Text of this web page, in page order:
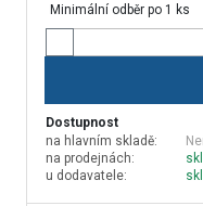
Minimální odběr po 1 ks
Dostupnost
na hlavním skladě:
na prodejnách:
u dodavatele: